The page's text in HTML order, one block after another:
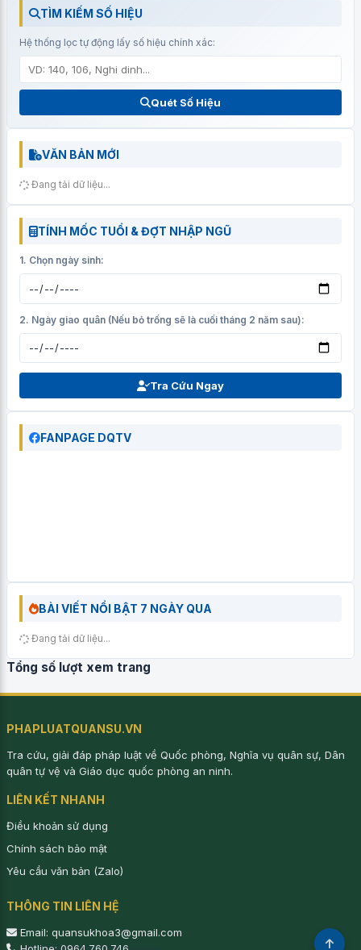
TÌM KIẾM SỐ HIỆU
Hệ thống lọc tự động lấy số hiệu chính xác:
Quét Số Hiệu
VĂN BẢN MỚI
Đang tải dữ liệu...
TÍNH MỐC TUỔI & ĐỢT NHẬP NGŨ
1. Chọn ngày sinh:
2. Ngày giao quân (Nếu bỏ trống sẽ là cuối tháng 2 năm sau):
Tra Cứu Ngay
FANPAGE DQTV
BÀI VIẾT NỔI BẬT 7 NGÀY QUA
Đang tải dữ liệu...
Tổng số lượt xem trang
PHAPLUATQUANSU.VN
Tra cứu, giải đáp pháp luật về Quốc phòng, Nghĩa vụ quân sự, Dân
quân tự vệ và Giáo dục quốc phòng an ninh.
LIÊN KẾT NHANH
Điều khoản sử dụng
Chính sách bảo mật
Yêu cầu văn bản (Zalo)
THÔNG TIN LIÊN HỆ
Email: quansukhoa3@gmail.com